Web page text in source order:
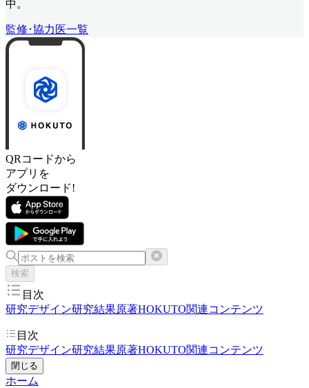
中。
監修･協力医一覧
QRコードから
アプリを
ダウンロード!
検索
目次
研究デザイン研究結果原著HOKUTO関連コンテンツ
目次
研究デザイン研究結果原著HOKUTO関連コンテンツ
閉じる
ホーム